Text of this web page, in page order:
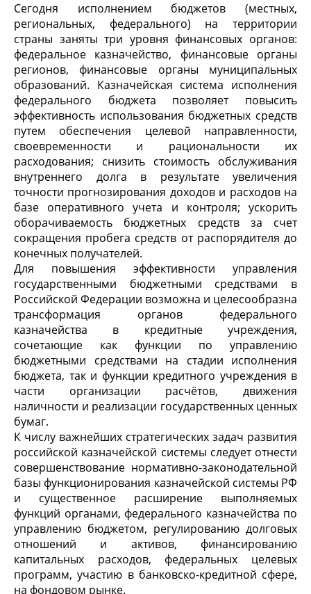
Сегодня исполнением бюджетов (местных,
региональных, федерального) на территории
страны заняты три уровня финансовых органов:
федеральное казначейство, финансовые органы
регионов, финансовые органы муниципальных
образований. Казначейская система исполнения
федерального бюджета позволяет повысить
эффективность использования бюджетных средств
путем обеспечения целевой направленности,
своевременности и рациональности их
расходования; снизить стоимость обслуживания
внутреннего долга в результате увеличения
точности прогнозирования доходов и расходов на
базе оперативного учета и контроля; ускорить
оборачиваемость бюджетных средств за счет
сокращения пробега средств от распорядителя до
конечных получателей.
Для повышения эффективности управления
государственными бюджетными средствами в
Российской Федерации возможна и целесообразна
трансформация органов федерального
казначейства в кредитные учреждения,
сочетающие как функции по управлению
бюджетными средствами на стадии исполнения
бюджета, так и функции кредитного учреждения в
части организации расчётов, движения
наличности и реализации государственных ценных
бумаг.
К числу важнейших стратегических задач развития
российской казначейской системы следует отнести
совершенствование нормативно-законодательной
базы функционирования казначейской системы РФ
и существенное расширение выполняемых
функций органами, федерального казначейства по
управлению бюджетом, регулированию долговых
отношений и активов, финансированию
капитальных расходов, федеральных целевых
программ, участию в банковско-кредитной сфере,
на фондовом рынке.